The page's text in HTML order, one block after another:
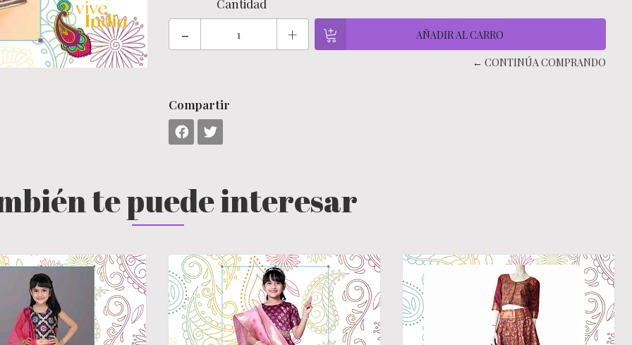
Cantidad
- +
← CONTINÚA COMPRANDO
Compartir
te puede interesar